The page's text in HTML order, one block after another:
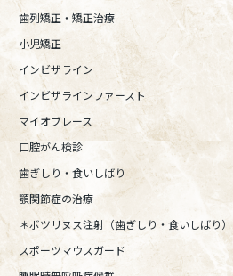
歯列矯正・矯正治療
小児矯正
インビザライン
インビザラインファースト
マイオブレース
口腔がん検診
歯ぎしり・食いしばり
顎関節症の治療
＊ボツリヌス注射（歯ぎしり・食いしばり）
スポーツマウスガード